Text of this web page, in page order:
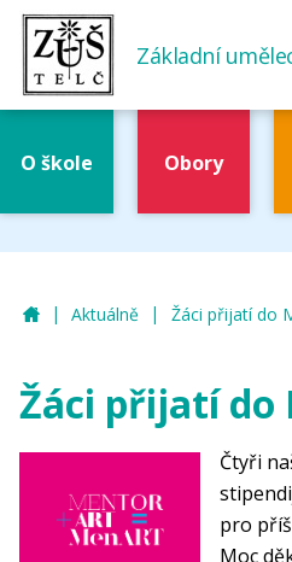
Základní
O škole Obory
ZUŠ Telč
| Aktuálně | Žáci přijatí do
Žáci přijatí do
Čtyři
pro
Moc